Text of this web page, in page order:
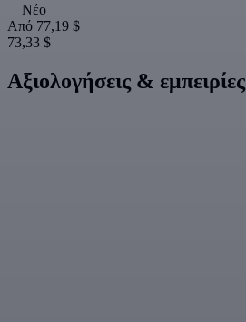
Νέο
Από 77,19 $
73,33 $
Αξιολογήσεις & εμπειρίες